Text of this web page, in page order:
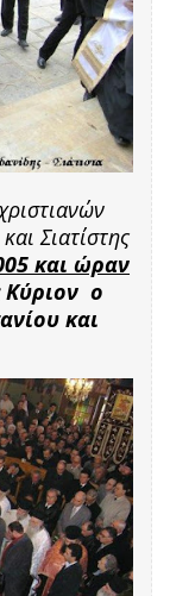
Σιατίστης
και ώραν
Κύριον ο
και